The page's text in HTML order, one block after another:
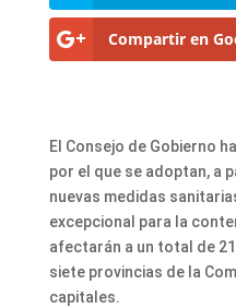
Compartir en
El Consejo de Gobierno
por el que se adoptan, a
nuevas medidas
excepcional para la
afectarán a un total de
siete provincias de la
capitales.